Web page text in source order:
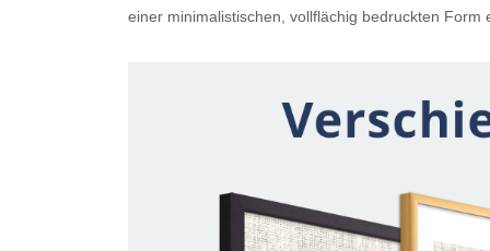
einer minimalistischen, vollflächig bedruckten Form